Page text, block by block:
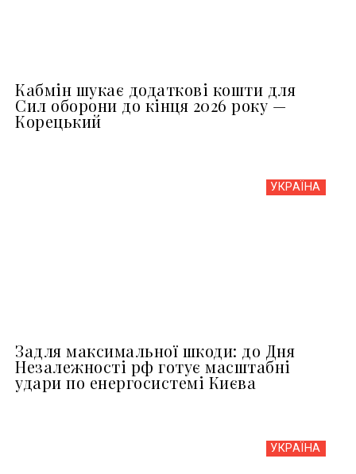
Кабмін шукає додаткові кошти для
Сил оборони до кінця 2026 року —
Корецький
УКРАЇНА
Задля максимальної шкоди: до Дня
Незалежності рф готує масштабні
удари по енергосистемі Києва
УКРАЇНА